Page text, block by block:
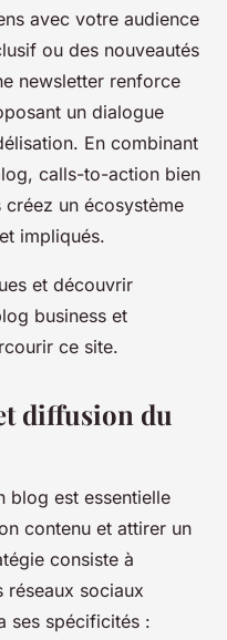
avec votre audience
ou des nouveautés
newsletter renforce
un dialogue
En combinant
calls-to-action bien
un écosystème
impliqués.
et découvrir
business et
ce site.
diffusion du
blog est essentielle
contenu et attirer un
consiste à
réseaux sociaux
ses spécificités :